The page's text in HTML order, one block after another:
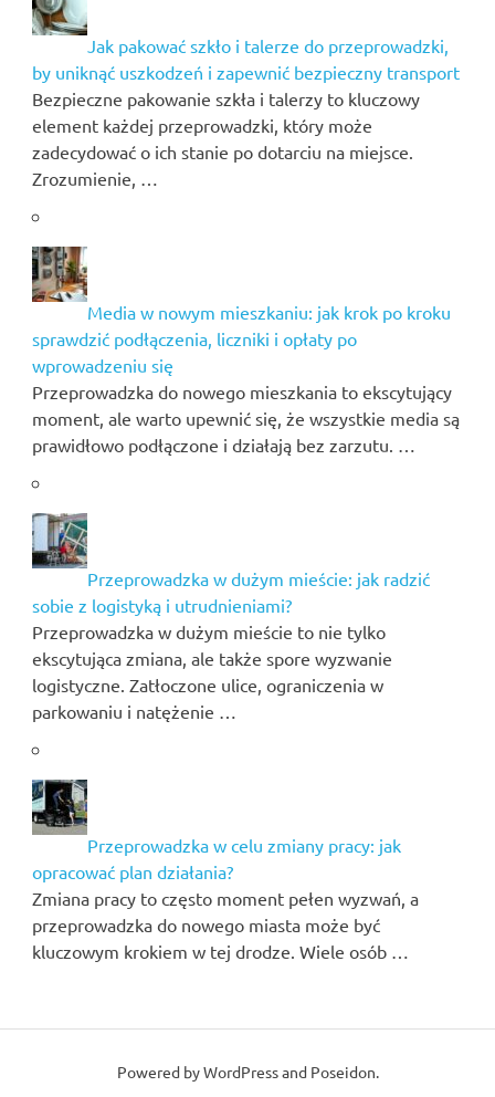
Jak pakować szkło i talerze do przeprowadzki,
by uniknąć uszkodzeń i zapewnić bezpieczny transport
Bezpieczne pakowanie szkła i talerzy to kluczowy
element każdej przeprowadzki, który może
zadecydować o ich stanie po dotarciu na miejsce.
Zrozumienie, …
Media w nowym mieszkaniu: jak krok po kroku
sprawdzić podłączenia, liczniki i opłaty po
wprowadzeniu się
Przeprowadzka do nowego mieszkania to ekscytujący
moment, ale warto upewnić się, że wszystkie media są
prawidłowo podłączone i działają bez zarzutu. …
Przeprowadzka w dużym mieście: jak radzić
sobie z logistyką i utrudnieniami?
Przeprowadzka w dużym mieście to nie tylko
ekscytująca zmiana, ale także spore wyzwanie
logistyczne. Zatłoczone ulice, ograniczenia w
parkowaniu i natężenie …
Przeprowadzka w celu zmiany pracy: jak
opracować plan działania?
Zmiana pracy to często moment pełen wyzwań, a
przeprowadzka do nowego miasta może być
kluczowym krokiem w tej drodze. Wiele osób …
Powered byWordPressand Poseidon.